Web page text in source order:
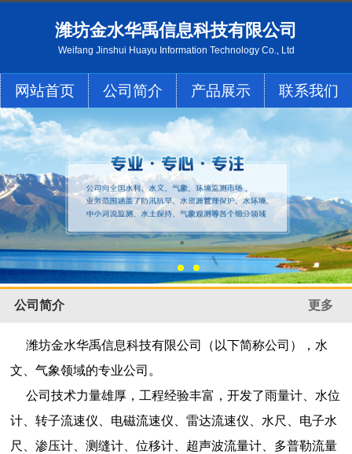
潍坊金水华禹信息科技有限公司
Weifang Jinshui Huayu Information Technology Co., Ltd
网站首页 公司简介 产品展示 联系我们
公司简介 更多
潍坊金水华禹信息科技有限公司（以下简称公司），水
文、气象领域的专业公司。
公司技术力量雄厚，工程经验丰富，开发了雨量计、水位
计、转子流速仪、电磁流速仪、雷达流速仪、水尺、电子水
尺、渗压计、测缝计、位移计、超声波流量计、多普勒流量